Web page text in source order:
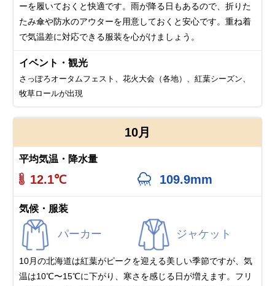
ーを履いておくと快適です。雨が降る日もあるので、折りた
たみ傘や防水のアウターを用意しておくと安心です。重ね着
で気温差に対応できる服装を心がけましょう。
イベント・観光
さっぽろオータムフェスト、花火大会（各地）、紅葉シーズン、
牧草ロールが出現
10月
平均気温・降水量
12.1℃ 109.9mm
気候・服装
パーカー ジャケット
10月の北海道は紅葉がピークを迎える美しい季節ですが、気
温は10℃〜15℃に下がり、寒さを感じる日が増えます。フリ